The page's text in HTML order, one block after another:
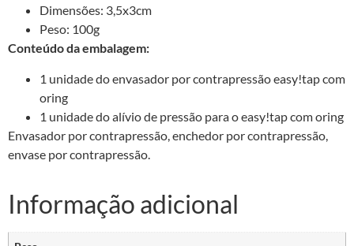
Dimensões: 3,5x3cm
Peso: 100g
Conteúdo da embalagem:
1 unidade do envasador por contrapressão easy!tap com
oring
1 unidade do alívio de pressão para o easy!tap com oring
Envasador por contrapressão, enchedor por contrapressão,
envase por contrapressão.
Informação adicional